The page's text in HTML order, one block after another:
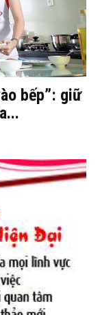
bếp”: giữ